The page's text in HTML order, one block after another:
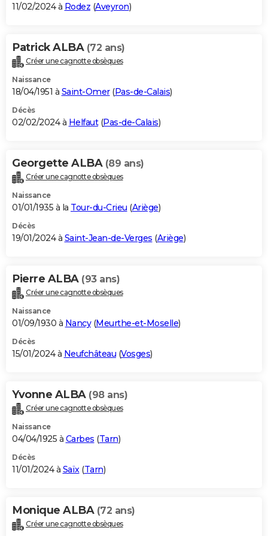
11/02/2024 à Rodez (Aveyron)
Patrick ALBA (72 ans)
Créer une cagnotte obsèques
Naissance
18/04/1951 à Saint-Omer(Pas-de-Calais)
Décès
02/02/2024 à Helfaut(Pas-de-Calais)
Georgette ALBA (89 ans)
Créer une cagnotte obsèques
Naissance
01/01/1935 à la Tour-du-Crieu (Ariège)
Décès
19/01/2024 à Saint-Jean-de-Verges (Ariège)
Pierre ALBA (93 ans)
Créer une cagnotte obsèques
Naissance
01/09/1930 à Nancy(Meurthe-et-Moselle)
Décès
15/01/2024 à Neufchâteau (Vosges)
Yvonne ALBA (98 ans)
Créer une cagnotte obsèques
Naissance
04/04/1925 à Carbes (Tarn)
Décès
11/01/2024 à Saïx(Tarn)
Monique ALBA (72 ans)
Créer une cagnotte obsèques